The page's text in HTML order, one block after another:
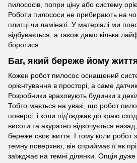
пилососів, попри ціну або систему
Роботи пилососи не прибирають на
плитці чи ламінаті. У матеріалі ми
відбувається, а також дамо кілька
боротися.
Баг, який береже йому
Кожен робот пилосос оснащений
орієнтування в просторі, а саме
Розробники враховують будинки з
Тобто мається на увазі, що робот
поверсі, і коли під'їжджає до краю
висоти та акуратно відкочується
береже своє життя. І тому коли робот
темну поверхню, він сприймає її як
заїжджає на темні ділянки. Опція